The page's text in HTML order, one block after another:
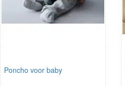
Poncho voor baby